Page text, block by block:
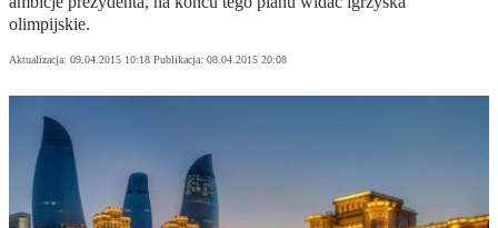
olimpijskie.
Aktualizacja: 09.04.2015 10:18 Publikacja: 08.04.2015 20:08